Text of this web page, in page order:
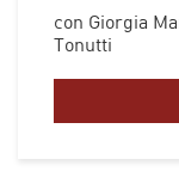
con Giorgia
Tonutti